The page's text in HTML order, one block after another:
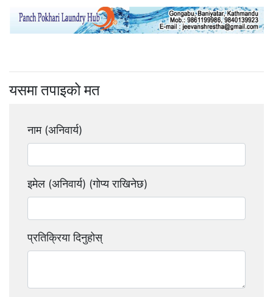
यसमा तपाइको मत
नाम (अनिवार्य)
इमेल (अनिवार्य) (गोप्य राखिनेछ)
प्रतिक्रिया दिनुहोस्